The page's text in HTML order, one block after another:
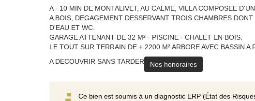
A - 10 MIN DE MONTALIVET, AU CALME, VILLA COMPOSEE
A BOIS, DEGAGEMENT DESSERVANT TROIS CHAMBRES
D'EAU ET WC.
GARAGE ATTENANT DE 32 M² - PISCINE - CHALET EN BOIS.
LE TOUT SUR TERRAIN DE + 2200 M² ARBORE AVEC BASSIN A
A DECOUVRIR SANS TARDER
Nos honoraires
Ce bien est soumis à un diagnostic ERP (État des